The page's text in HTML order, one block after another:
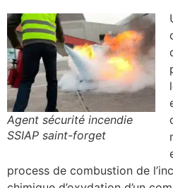
Agent sécurité incendie
SSIAP saint-forget
process de combustion de